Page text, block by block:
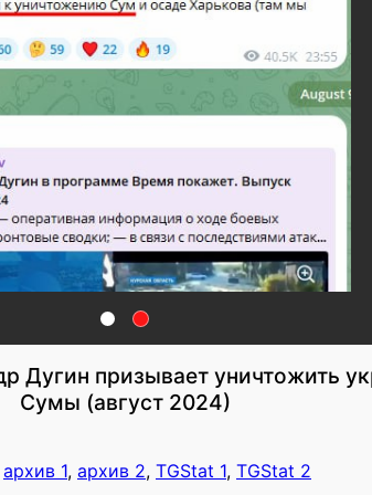
Дугин призывает уничтожить
Сумы (август 2024)
архив 1, архив 2, TGStat 1, TGStat 2